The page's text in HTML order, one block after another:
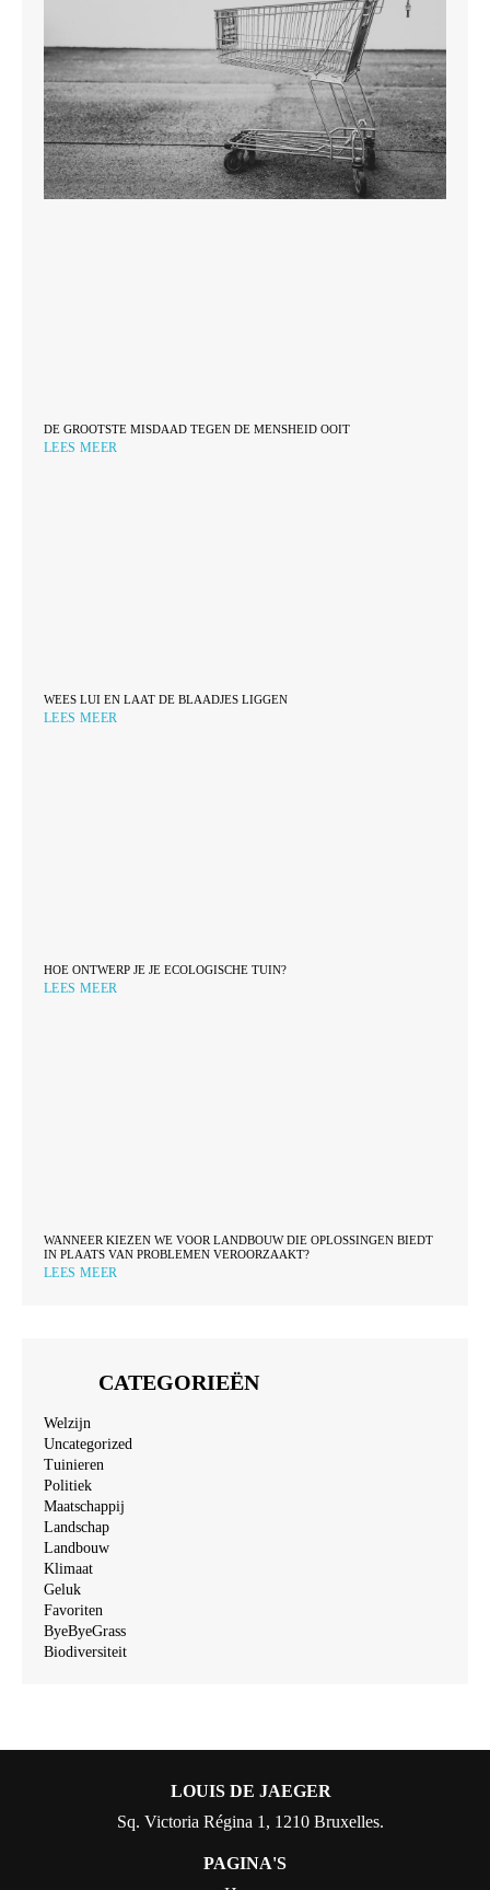
DE GROOTSTE MISDAAD TEGEN DE MENSHEID OOIT
LEES MEER
WEES LUI EN LAAT DE BLAADJES LIGGEN
LEES MEER
HOE ONTWERP JE JE ECOLOGISCHE TUIN?
LEES MEER
WANNEER KIEZEN WE VOOR LANDBOUW DIE OPLOSSINGEN BIEDT
IN PLAATS VAN PROBLEMEN VEROORZAAKT?
LEES MEER
CATEGORIEËN
Welzijn
Uncategorized
Tuinieren
Politiek
Maatschappij
Landschap
Landbouw
Klimaat
Geluk
Favoriten
ByeByeGrass
Biodiversiteit
LOUIS DE JAEGER
Sq. Victoria Régina 1, 1210 Bruxelles.
PAGINA'S